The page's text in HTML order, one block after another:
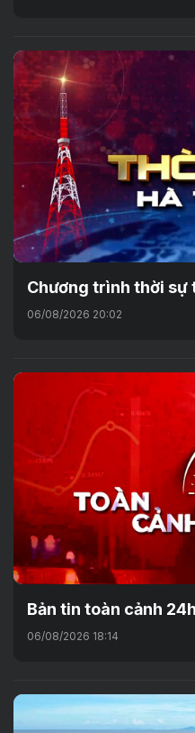
Chương trình thời
06/08/2026 20:02
Bản tin toàn cảnh
06/08/2026 18:14